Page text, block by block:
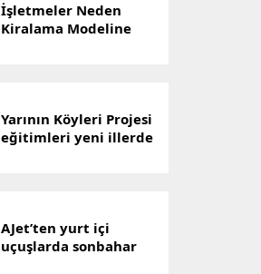
İşletmeler Neden
Kiralama Modeline
Yarının Köyleri Projesi
eğitimleri yeni illerde
AJet’ten yurt içi
uçuşlarda sonbahar